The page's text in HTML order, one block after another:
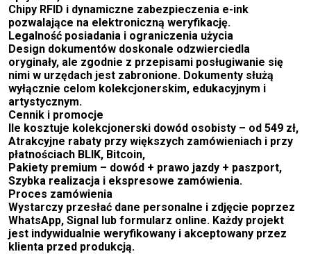
Chipy RFID i dynamiczne zabezpieczenia e-ink
pozwalające na elektroniczną weryfikację.
Legalność posiadania i ograniczenia użycia
Design dokumentów doskonale odzwierciedla
oryginały, ale zgodnie z przepisami posługiwanie się
nimi w urzędach jest zabronione. Dokumenty służą
wyłącznie celom kolekcjonerskim, edukacyjnym i
artystycznym.
Cennik i promocje
Ile kosztuje kolekcjonerski dowód osobisty – od 549 zł,
Atrakcyjne rabaty przy większych zamówieniach i przy
płatnościach BLIK, Bitcoin,
Pakiety premium – dowód + prawo jazdy + paszport,
Szybka realizacja i ekspresowe zamówienia.
Proces zamówienia
Wystarczy przesłać dane personalne i zdjęcie poprzez
WhatsApp, Signal lub formularz online. Każdy projekt
jest indywidualnie weryfikowany i akceptowany przez
klienta przed produkcją.